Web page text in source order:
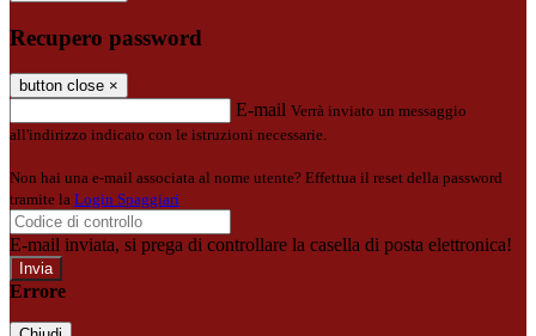
Recupero password
button close ×
E-mail Verrà inviato un messaggio
all'indirizzo indicato con le istruzioni necessarie.
Non hai una e-mail associata al nome utente? Effettua il reset della password
tramite la Login Spaggiari
E-mail inviata, si prega di controllare la casella di posta elettronica!
Errore